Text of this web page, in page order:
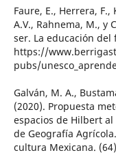
Faure, E., Herrera, F.,
A.V., Rahnema, M., y
ser. La educación
https://
pubs/
Galván, M. A.,
(2020). Propuesta
espacios de Hilbert
de Geografía
cultura Mexicana.